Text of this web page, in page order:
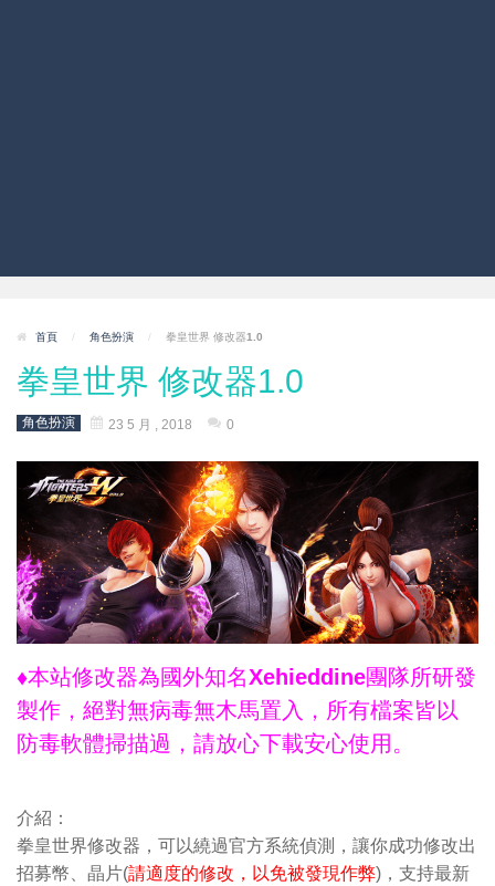
首頁 / 角色扮演 / 拳皇世界 修改器1.0
拳皇世界 修改器1.0
角色扮演 23 5 月 , 2018 0
♦本站修改器為國外知名Xehieddine團隊所研發
製作，絕對無病毒無木馬置入，所有檔案皆以
防毒軟體掃描過，請放心下載安心使用。
介紹：
拳皇世界修改器，可以繞過官方系統偵測，讓你成功修改出
招募幣、晶片(請適度的修改，以免被發現作弊)，支持最新